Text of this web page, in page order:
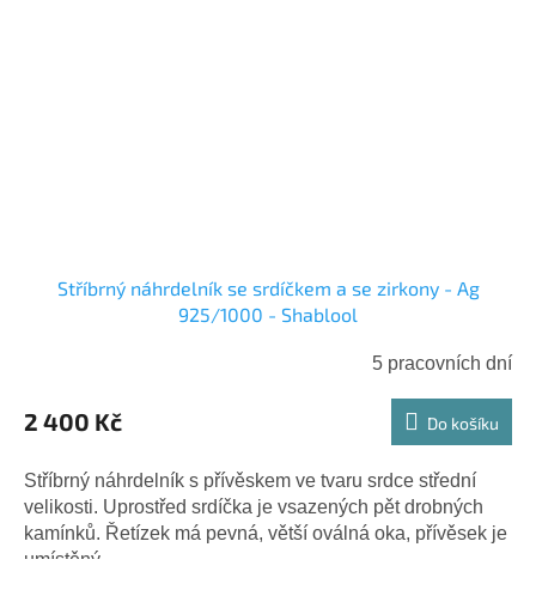
Stříbrný náhrdelník se srdíčkem a se zirkony - Ag
925/1000 - Shablool
5 pracovních dní
2 400 Kč Do košíku
Stříbrný náhrdelník s přívěskem ve tvaru srdce střední
velikosti. Uprostřed srdíčka je vsazených pět drobných
kamínků. Řetízek má pevná, větší oválná oka, přívěsek je
umístěný...